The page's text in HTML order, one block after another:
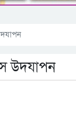
উদযাপন